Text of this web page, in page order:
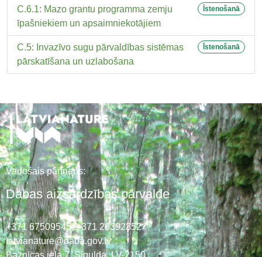
C.6.1: Mazo grantu programma zemju
īpašniekiem un apsaimniekotājiem
Īstenošanā
C.5: Invazīvo sugu pārvaldības sistēmas
pārskatīšana un uzlabošana
Īstenošanā
Vadošais partneris:
Dabas aizsardzības pārvalde
+371 67509545,+371 26392352
latvianature@daba.gov.lv